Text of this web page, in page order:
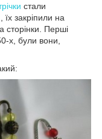
стали
закріпили на
сторінки. Перші
х, були вони,